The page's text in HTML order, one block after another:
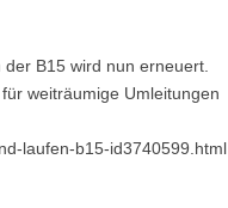
B15 wird nun erneuert.
weiträumige Umleitungen
laufen-b15-id3740599.html